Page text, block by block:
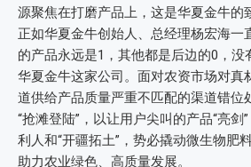
源聚焦在打磨产品上，这是华夏金牛的
正如华夏金牛创始人、总经理杨宏海一
的产品永远是1，其他都是后边的0，没
华夏金牛这家公司。面对农资市场对真
道供给产品质量严重不匹配的渠道错位
“抢滩登陆”，以让用户尖叫的产品“亮剑
利人和“开疆拓土”，势必撬动微生物肥
助力农业绿色、高质量发展。